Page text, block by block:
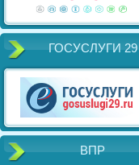
ГОСУСЛУГИ 29
ВПР